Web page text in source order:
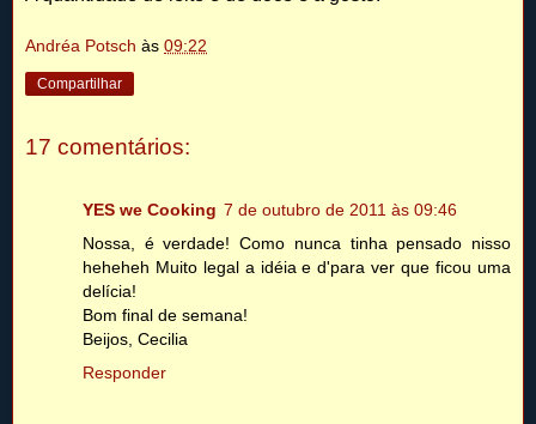
Andréa Potsch às 09:22
Compartilhar
17 comentários:
YES we Cooking 7 de outubro de 2011 às 09:46
Nossa, é verdade! Como nunca tinha pensado nisso
heheheh Muito legal a idéia e d'para ver que ficou uma
delícia!
Bom final de semana!
Beijos, Cecilia
Responder